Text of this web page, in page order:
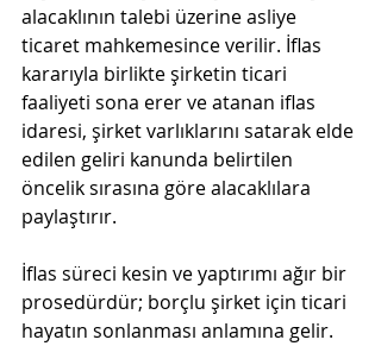
alacaklının talebi üzerine asliye
ticaret mahkemesince verilir. İflas
kararıyla birlikte şirketin ticari
faaliyeti sona erer ve atanan iflas
idaresi, şirket varlıklarını satarak elde
edilen geliri kanunda belirtilen
öncelik sırasına göre alacaklılara
paylaştırır​.
İflas süreci kesin ve yaptırımı ağır bir
prosedürdür; borçlu şirket için ticari
hayatın sonlanması anlamına gelir​.